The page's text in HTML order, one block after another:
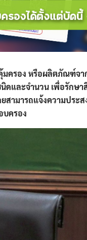
มครอง หรือผลิตภัณฑ์จ
ดและจำนวน เพื่อรักษา
ามารถแจ้งความประส
บครอง